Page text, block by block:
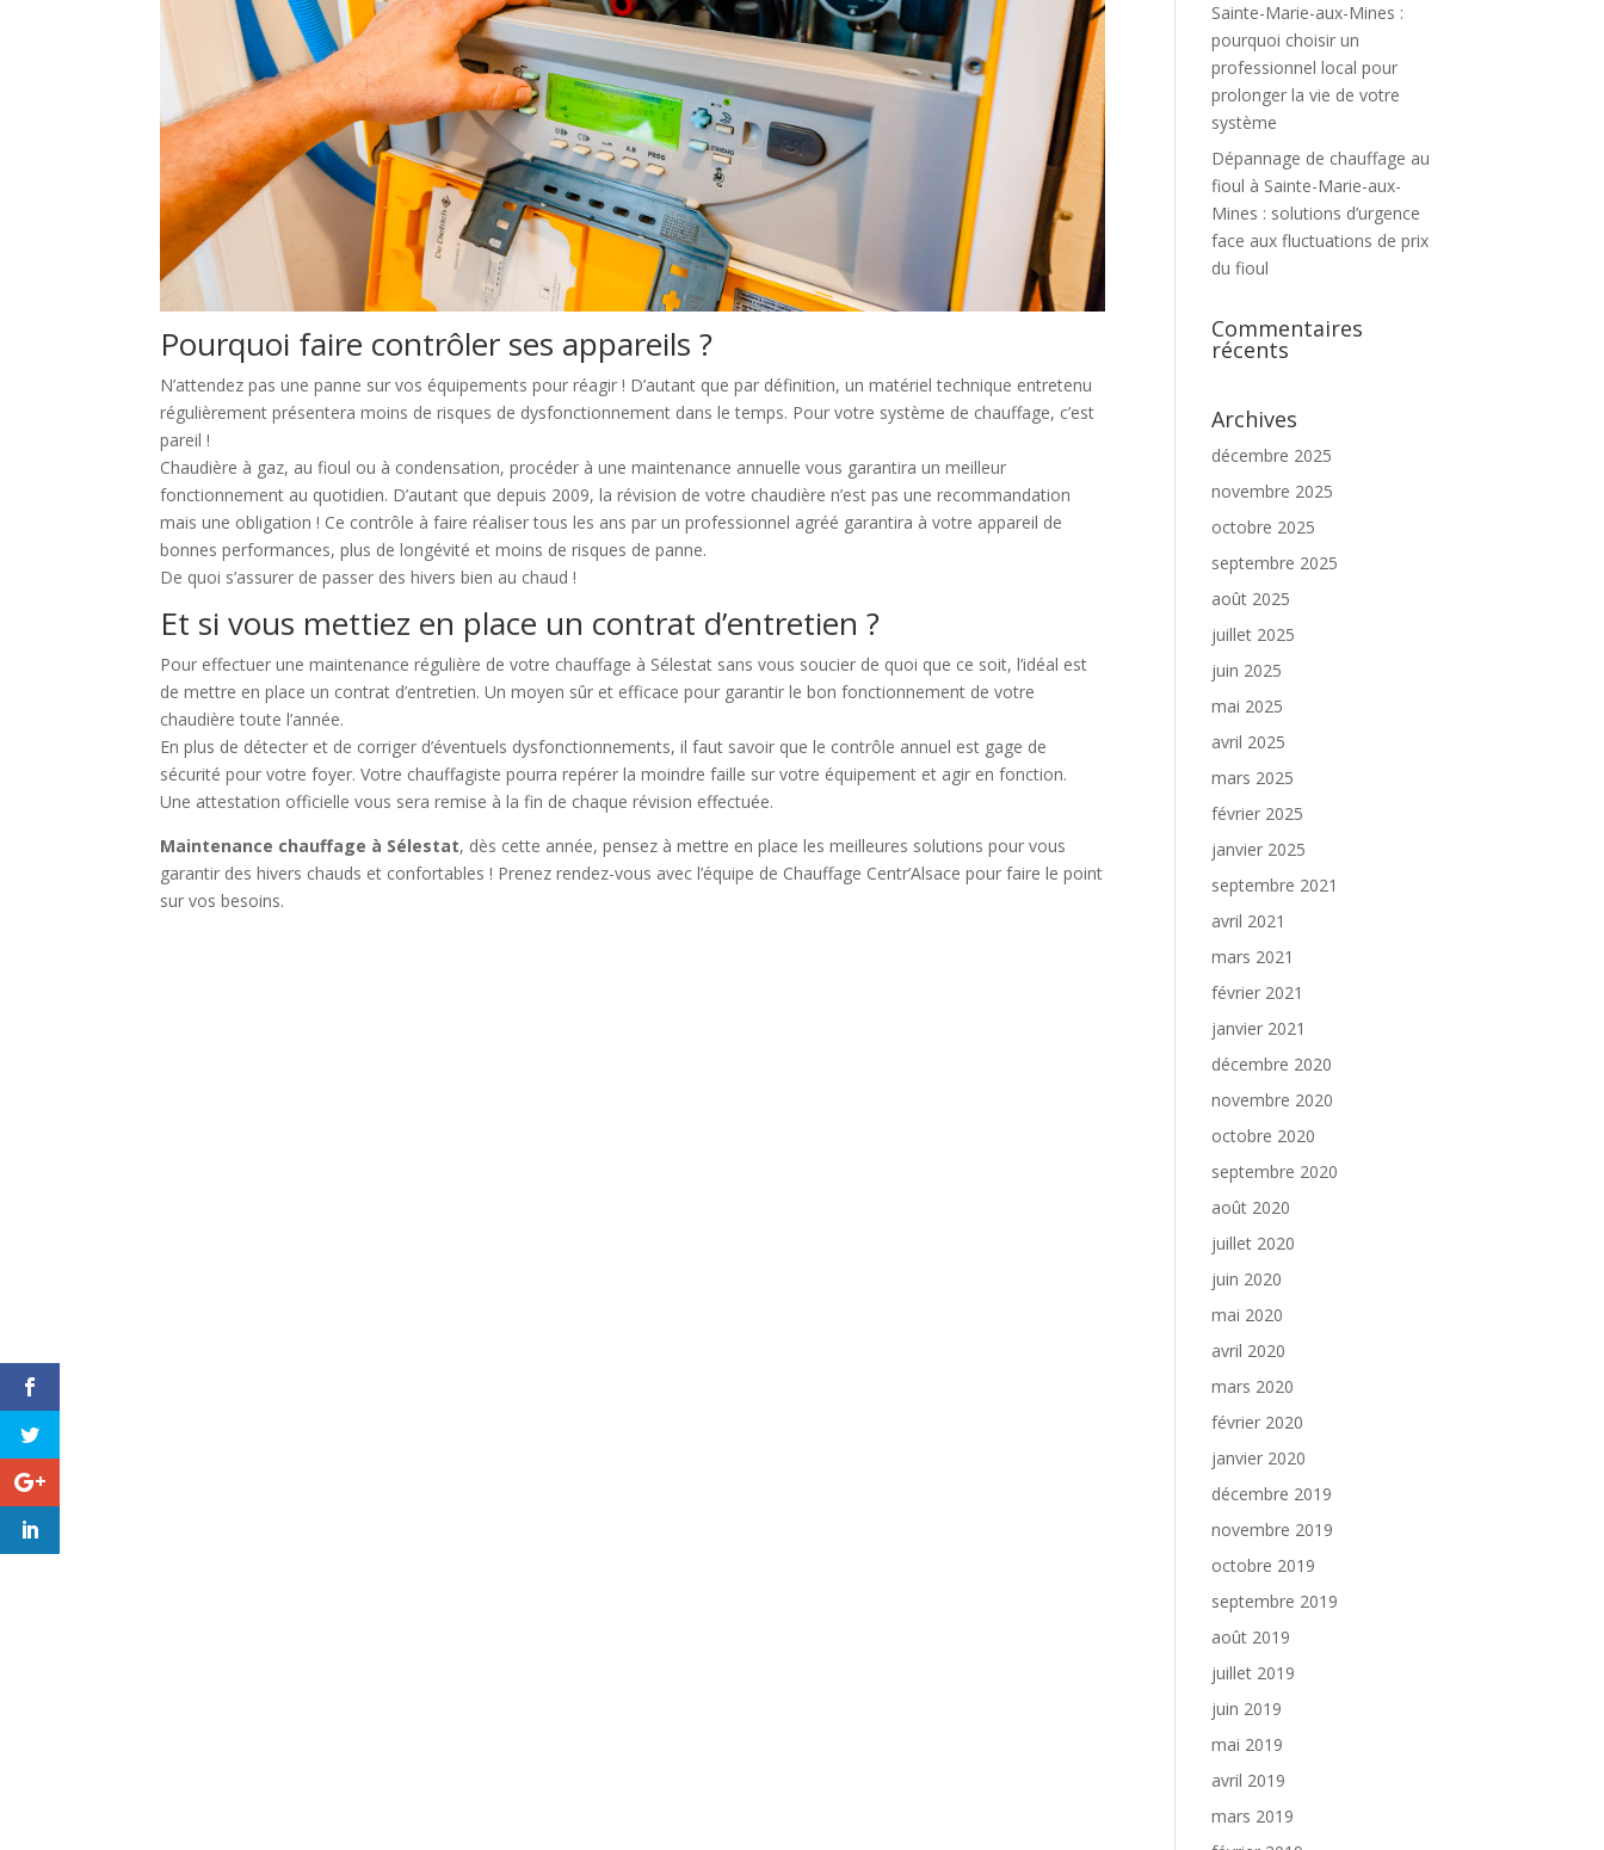
Pourquoi faire contrôler ses appareils ?
N’attendez pas une panne sur vos équipements pour réagir ! D’autant que par définition, un matériel technique entretenu
régulièrement présentera moins de risques de dysfonctionnement dans le temps. Pour votre système de chauffage, c’est
pareil !
Chaudière à gaz, au fioul ou à condensation, procéder à une maintenance annuelle vous garantira un meilleur
fonctionnement au quotidien. D’autant que depuis 2009, la révision de votre chaudière n’est pas une recommandation
mais une obligation ! Ce contrôle à faire réaliser tous les ans par un professionnel agréé garantira à votre appareil de
bonnes performances, plus de longévité et moins de risques de panne.
De quoi s’assurer de passer des hivers bien au chaud !
Et si vous mettiez en place un contrat d’entretien ?
Pour effectuer une maintenance régulière de votre chauffage à Sélestat sans vous soucier de quoi que ce soit, l’idéal est
de mettre en place un contrat d’entretien. Un moyen sûr et efficace pour garantir le bon fonctionnement de votre
chaudière toute l’année.
En plus de détecter et de corriger d’éventuels dysfonctionnements, il faut savoir que le contrôle annuel est gage de
sécurité pour votre foyer. Votre chauffagiste pourra repérer la moindre faille sur votre équipement et agir en fonction.
Une attestation officielle vous sera remise à la fin de chaque révision effectuée.
Maintenance chauffage à Sélestat, dès cette année, pensez à mettre en place les meilleures solutions pour vous
garantir des hivers chauds et confortables ! Prenez rendez-vous avec l’équipe de Chauffage Centr’Alsace pour faire le point
sur vos besoins.
Sainte-Marie-aux-Mines :
pourquoi choisir un
professionnel local pour
prolonger la vie de votre
système
Dépannage de chauffage au
fioul à Sainte-Marie-aux-
Mines : solutions d’urgence
face aux fluctuations de prix
du fioul
Commentaires
récents
Archives
décembre 2025
novembre 2025
octobre 2025
septembre 2025
août 2025
juillet 2025
juin 2025
mai 2025
avril 2025
mars 2025
février 2025
janvier 2025
septembre 2021
avril 2021
mars 2021
février 2021
janvier 2021
décembre 2020
novembre 2020
octobre 2020
septembre 2020
août 2020
juillet 2020
juin 2020
mai 2020
avril 2020
mars 2020
février 2020
janvier 2020
décembre 2019
novembre 2019
octobre 2019
septembre 2019
août 2019
juillet 2019
juin 2019
mai 2019
avril 2019
mars 2019